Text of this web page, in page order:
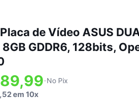
Placa de Vídeo ASUS
8GB GDDR6, 128bits,
-No Pix
em 10x